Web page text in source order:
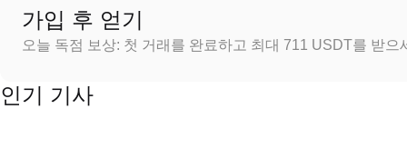
가입 후 얻기
오늘 독점 보상: 첫 거래를 완료하고 최대 711 USDT를 받으
인기 기사